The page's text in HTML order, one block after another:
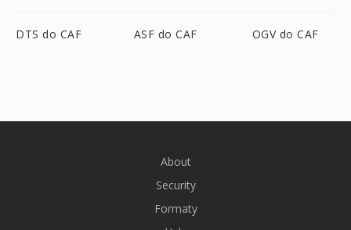
DTS do CAF ASF do CAF OGV do CAF
About
Security
Formaty